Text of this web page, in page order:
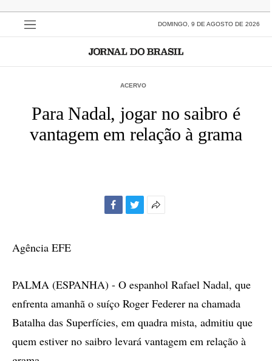
DOMINGO, 9 DE AGOSTO DE 2026
ACERVO
Para Nadal, jogar no saibro é
vantagem em relação à grama
Agência EFE
PALMA (ESPANHA) - O espanhol Rafael Nadal, que
enfrenta amanhã o suíço Roger Federer na chamada
Batalha das Superfícies, em quadra mista, admitiu que
quem estiver no saibro levará vantagem em relação à